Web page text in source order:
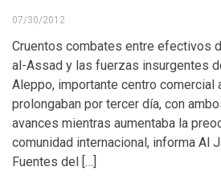
07/30/2012
Cruentos combates entre efectivos
al-Assad y las fuerzas insurgentes
Aleppo, importante centro comercial
prolongaban por tercer día, con
avances mientras aumentaba la
comunidad internacional, informa Al
Fuentes del […]